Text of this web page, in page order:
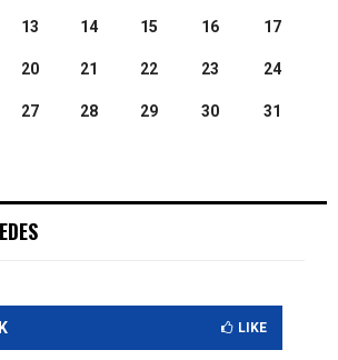
13 14 15 16 17
20 21 22 23 24
27 28 29 30
31
LIKE